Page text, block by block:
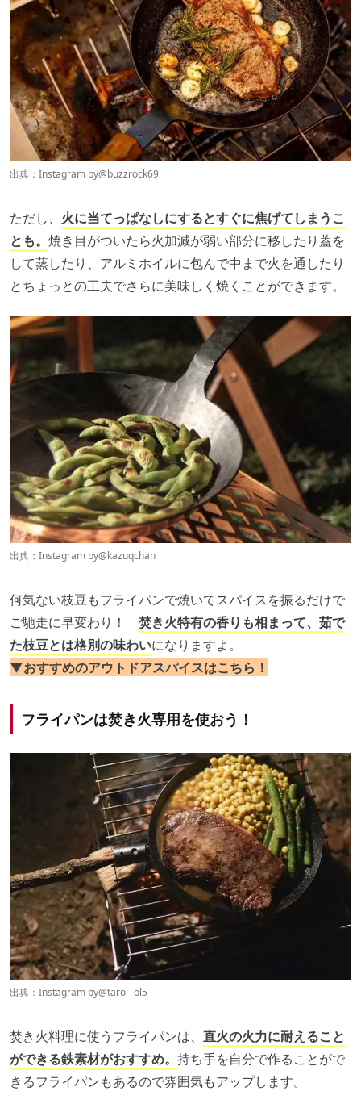
出典：Instagram by@buzzrock69
ただし、 火に当てっぱなしにするとすぐに焦げてしまうこ
とも。 焼き目がついたら火加減が弱い部分に移したり蓋を
して蒸したり、アルミホイルに包んで中まで火を通したり
とちょっとの工夫でさらに美味しく焼くことができます。
出典：Instagram by@kazuqchan
何気ない枝豆もフライパンで焼いてスパイスを振るだけで
ご馳走に早変わり！ 焚き火特有の香りも相まって、茹で
た枝豆とは格別の味わいになりますよ。
▼おすすめのアウトドアスパイスはこちら！
フライパンは焚き火専用を使おう！
出典：Instagram by@taro__ol5
焚き火料理に使うフライパンは、 直火の火力に耐えること
ができる鉄素材がおすすめ。 持ち手を自分で作ることがで
きるフライパンもあるので雰囲気もアップします。